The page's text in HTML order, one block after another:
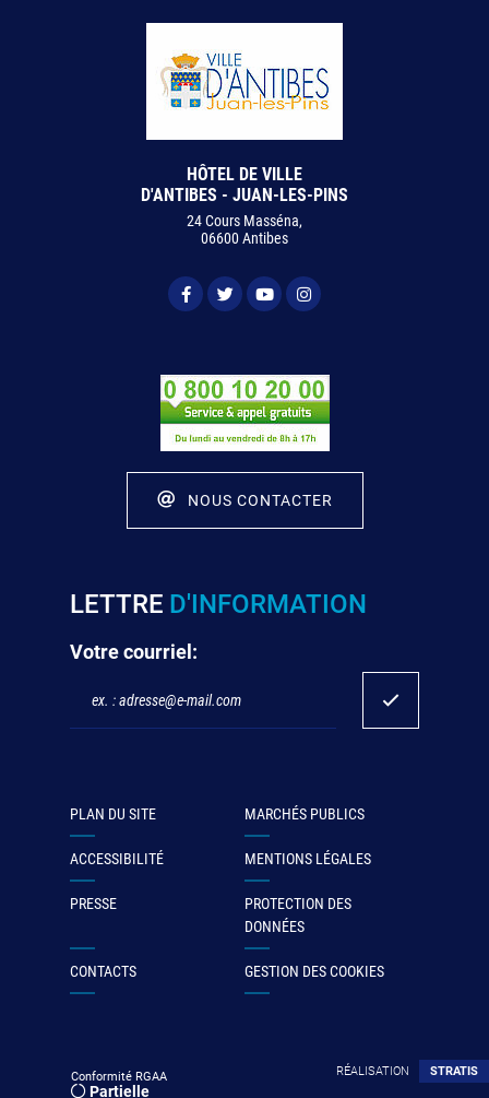
HÔTEL DE VILLE
D'ANTIBES - JUAN-LES-PINS
24 Cours Masséna,
06600 Antibes
NOUS CONTACTER
LETTRE D'INFORMATION
Votre courriel:
PLAN DU SITE MARCHÉS PUBLICS
ACCESSIBILITÉ MENTIONS LÉGALES
PRESSE
PROTECTION DES
DONNÉES
CONTACTS GESTION DES COOKIES
Conformité RGAA
Partielle
RÉALISATION STRATIS